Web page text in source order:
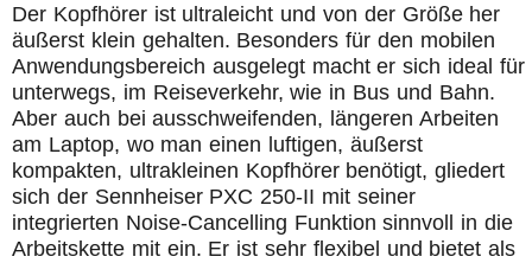
Der Kopfhörer ist ultraleicht und von der Größe her
äußerst klein gehalten. Besonders für den mobilen
Anwendungsbereich ausgelegt macht er sich ideal für
unterwegs, im Reiseverkehr, wie in Bus und Bahn.
Aber auch bei ausschweifenden, längeren Arbeiten
am Laptop, wo man einen luftigen, äußerst
kompakten, ultrakleinen Kopfhörer benötigt, gliedert
sich der Sennheiser PXC 250-II mit seiner
integrierten Noise-Cancelling Funktion sinnvoll in die
Arbeitskette mit ein. Er ist sehr flexibel und bietet als